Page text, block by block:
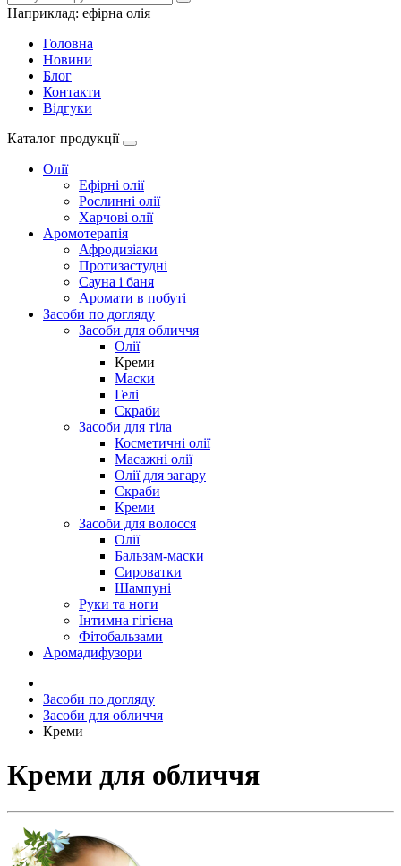
Наприклад: ефірна олія
Головна
Новини
Блог
Контакти
Відгуки
Каталог продукції
Олії
Ефірні олії
Рослинні олії
Харчові олії
Аромотерапія
Афродизіаки
Протизастудні
Сауна і баня
Аромати в побуті
Засоби по догляду
Засоби для обличчя
Олії
Креми
Маски
Гелі
Скраби
Засоби для тіла
Косметичні олії
Масажні олії
Олії для загару
Скраби
Креми
Засоби для волосся
Олії
Бальзам-маски
Сироватки
Шампуні
Руки та ноги
Інтимна гігієна
Фітобальзами
Аромадифузори
Засоби по догляду
Засоби для обличчя
Креми
Креми для обличчя